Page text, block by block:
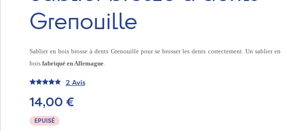
Grenouille
Sablier en bois brosse à dents Grenouille pour se brosser les dents correctement. Un sablier en
bois fabriqué en Allemagne.
2 Avis
EPUISÉ
14,00 €